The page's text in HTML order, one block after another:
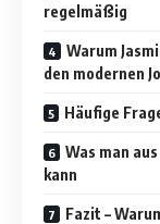
regelmäßig
Warum
den modernen
Häufige
Was man
kann
Fazit –